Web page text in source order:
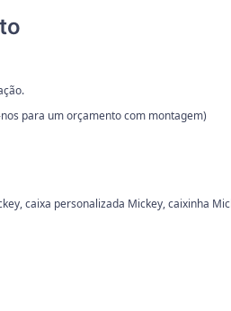
para um orçamento com montagem)
caixa personalizada Mickey, caixinha